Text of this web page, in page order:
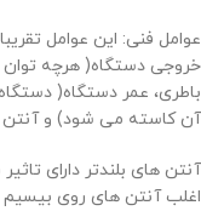
عوامل فنی: این عوامل
خروجی دستگاه( هرچه توان
باطری، عمر دستگاه(
آن کاسته می شود) و
آنتن های بلندتر دارای
اغلب آنتن های روی بیسیم